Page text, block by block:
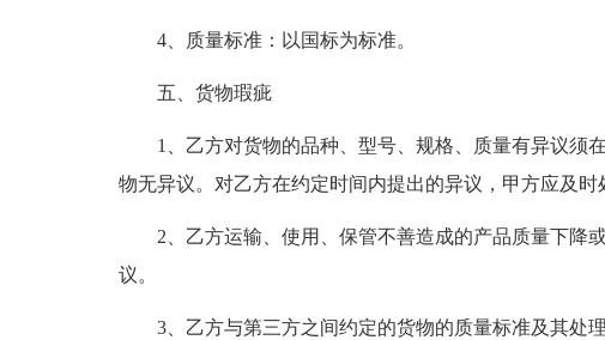
4、质量标准：以国标为标准。
五、货物瑕疵
1、乙方对货物的品种、型号、规格、质量有异议须
物无异议。对乙方在约定时间内提出的异议，甲方应及时
2、乙方运输、使用、保管不善造成的产品质量下降
议。
3、乙方与第三方之间约定的货物的质量标准及其处